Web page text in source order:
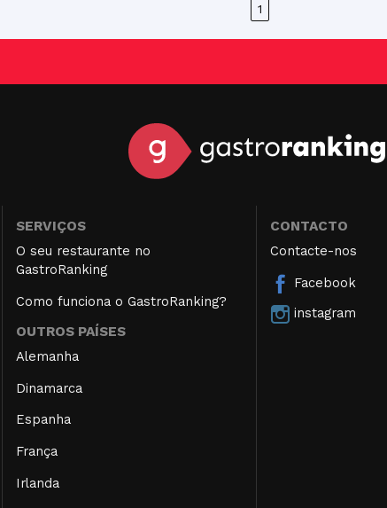
1
SERVIÇOS
O seu restaurante no
GastroRanking
Como funciona o GastroRanking?
OUTROS PAÍSES
Alemanha
Dinamarca
Espanha
França
Irlanda
CONTACTO
Contacte-nos
Facebook
instagram